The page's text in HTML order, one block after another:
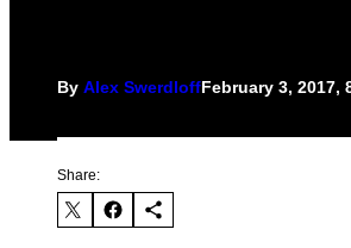
By Alex SwerdloffFebruary 3, 2017,
Share: